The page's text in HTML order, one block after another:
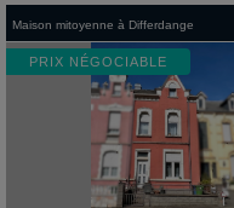
Maison mitoyenne à Differdange
PRIX NÉGOCIABLE